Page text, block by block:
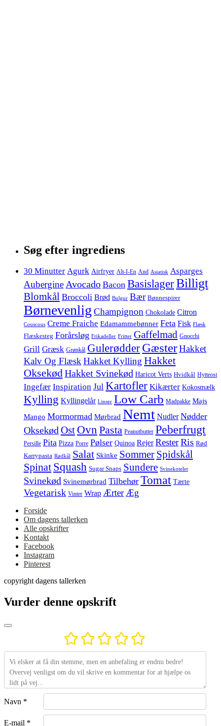
Søg efter ingrediens
30 Minutter Agurk Airfryer Alt-I-En And Asiatisk Asparges
AubergineAvocado Bacon BasislagerBilligt
Blomkål Broccoli Brød Bulgur Bær Bønnespirer
Børnevenlig Champignon Chokolade Citron
Couscous Creme Fraiche Edamammebønner Feta Fisk Flæsk
Flæskesteg Forårsløg Frikadeller Fritter Gaffelmad Gnocchi
Grill Græsk Grønkål GulerødderGæsterHakket
Kalv Og FlæskHakket Kylling Hakket
OksekødHakket Svinekød Haricot Verts Hvidkål Hytteost
Ingefær Inspiration Jul Kartofler Kikærter Kokosmælk
Kylling Kyllingelår Linser Low Carb Madpakke Majs
Mango Mormormad Mørbrad Nemt Nudler Nødder
OksekødOst Ovn Pasta Peanutbutter Peberfrugt
Persille Pita Pizza Porre Pølser Quinoa Rejer ResterRis Rød
Karrypasta Rødkål Salat Skinke Sommer Spidskål
Spinat Squash Sugar Snaps Sundere Svinekotelet
Svinekød Svinemørbrad Tilbehør Tomat Tærte
Vegetarisk Vinter Wrap ÆrterÆg
Forside
Om dagens tallerken
Alle opskrifter
Kontakt
Facebook
Instagram
Pinterest
copyright dagens tallerken
Vurder denne opskrift
Navn *
E-mail *